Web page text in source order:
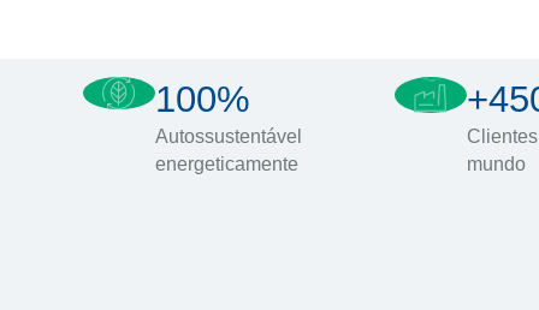
100%
Autossustentável
energeticamente
mundo